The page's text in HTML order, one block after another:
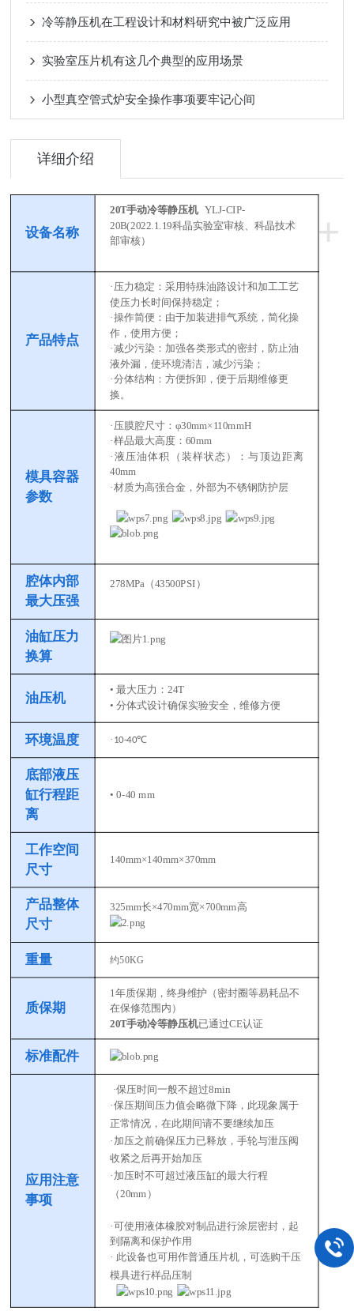
冷等静压机在工程设计和材料研究中被广泛应用
实验室压片机有这几个典型的应用场景
小型真空管式炉安全操作事项要牢记心间
详细介绍
+
设备名称
20T手动冷等静压机 YLJ-CIP-
20B(2022.1.19科晶实验室审核、科晶技术
部审核）
产品特点
·压力稳定：采用特殊油路设计和加工工艺
使压力长时间保持稳定；
·操作简便：由于加装进排气系统，简化操
作，使用方便；
·减少污染：加强各类形式的密封，防止油
液外漏，使环境清洁，减少污染；
·分体结构：方便拆卸，便于后期维修更
换。
模具容器
参数
· 压膜腔尺寸：φ30mm×110mmH
·样品最大高度：60mm
· 液压油体积（装样状态）：与顶边距离
40mm
·材质为高强合金，外部为不锈钢防护层
腔体内部
最大压强
278MPa（43500PSI）
油缸压力
换算
油压机
• 最大压力：24T
• 分体式设计确保实验安全，维修方便
环境温度 · 10-40℃
底部液压
缸行程距
离
• 0-40 mm
工作空间
尺寸
140mm×140mm×370mm
产品整体
尺寸
325mm长×470mm宽×700mm高
重量 约50KG
质保期
1年质保期，终身维护（密封圈等易耗品不
在保修范围内）
20T手动冷等静压机已通过CE认证
标准配件
应用注意
事项
·保压时间一般不超过8min
·保压期间压力值会略微下降，此现象属于
正常情况，在此期间请不要继续加压
· 加压之前确保压力已释放，手轮与泄压阀
收紧之后再开始加压
· 加压时不可超过液压缸的最大行程
（20mm）
·可使用液体橡胶对制品进行涂层密封，起
到隔离和保护作用
· 此设备也可用作普通压片机，可选购干压
模具进行样品压制